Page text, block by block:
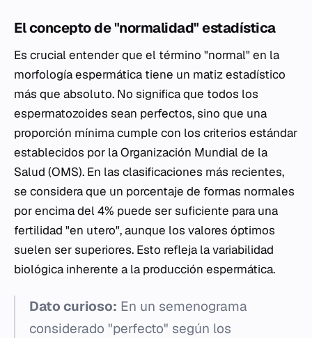
El concepto de "normalidad" estadística
Es crucial entender que el término "normal" en la
morfología espermática tiene un matiz estadístico
más que absoluto. No significa que todos los
espermatozoides sean perfectos, sino que una
proporción mínima cumple con los criterios estándar
establecidos por la Organización Mundial de la
Salud (OMS). En las clasificaciones más recientes,
se considera que un porcentaje de formas normales
por encima del 4% puede ser suficiente para una
fertilidad "en utero", aunque los valores óptimos
suelen ser superiores. Esto refleja la variabilidad
biológica inherente a la producción espermática.
Dato curioso: En un semenograma
considerado "perfecto" según los